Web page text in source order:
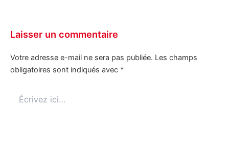
Laisser un commentaire
Votre adresse e-mail ne sera pas publiée. Les champs
obligatoires sont indiqués avec *
ici…